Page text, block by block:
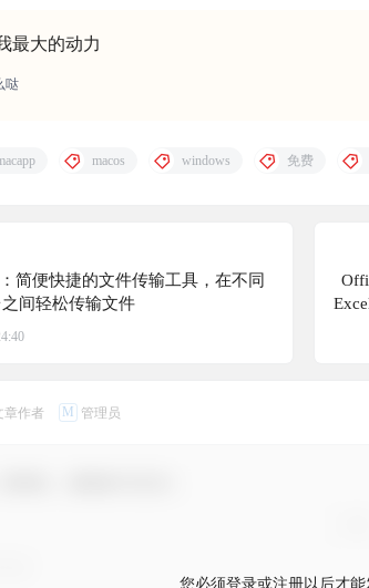
最大的动力
哒
macos windows 免费
简便快捷的文件传输工具，在不同
间轻松传输文件
全
章作者 M 管理员
您必须登录或注册以后才